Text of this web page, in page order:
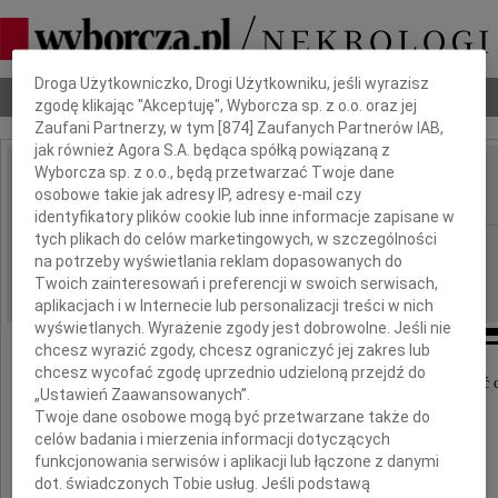
Nekrologi Odeszli Poradnik pogrzebowy
IMIĘ I NAZWISKO: Anna Lechowicz
REGION: Warszawa
DATA EMISJI: 27.05.2026
Z ogromnym smutkiem i żalem przyjęliśmy wiadomość
Dbamy o Twoją prywatność
Droga Użytkowniczko, Drogi Użytkowniku, jeśli wyrazisz
zgodę klikając "Akceptuję", Wyborcza sp. z o.o. oraz jej
Zaufani Partnerzy, w tym [874 ] Zaufanych Partnerów IAB,
jak również Agora S.A. będąca spółką powiązaną z
Wyborcza sp. z o.o., będą przetwarzać Twoje dane
osobowe takie jak adresy IP, adresy e-mail czy
identyfikatory plików cookie lub inne informacje zapisane w
tych plikach do celów marketingowych, w szczególności
na potrzeby wyświetlania reklam dopasowanych do
Twoich zainteresowań i preferencji w swoich serwisach,
aplikacjach i w Internecie lub personalizacji treści w nich
wyświetlanych. Wyrażenie zgody jest dobrowolne. Jeśli nie
chcesz wyrazić zgody, chcesz ograniczyć jej zakres lub
chcesz wycofać zgodę uprzednio udzieloną przejdź do
„Ustawień Zaawansowanych”.
Twoje dane osobowe mogą być przetwarzane także do
celów badania i mierzenia informacji dotyczących
funkcjonowania serwisów i aplikacji lub łączone z danymi
dot. świadczonych Tobie usług. Jeśli podstawą